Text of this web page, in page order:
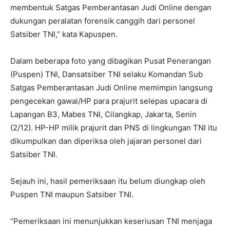
membentuk Satgas Pemberantasan Judi Online dengan
dukungan peralatan forensik canggih dari personel
Satsiber TNI,” kata Kapuspen.
Dalam beberapa foto yang dibagikan Pusat Penerangan
(Puspen) TNI, Dansatsiber TNI selaku Komandan Sub
Satgas Pemberantasan Judi Online memimpin langsung
pengecekan gawai/HP para prajurit selepas upacara di
Lapangan B3, Mabes TNI, Cilangkap, Jakarta, Senin
(2/12). HP-HP milik prajurit dan PNS di lingkungan TNI itu
dikumpulkan dan diperiksa oleh jajaran personel dari
Satsiber TNI.
Sejauh ini, hasil pemeriksaan itu belum diungkap oleh
Puspen TNI maupun Satsiber TNI.
“Pemeriksaan ini menunjukkan keseriusan TNI menjaga